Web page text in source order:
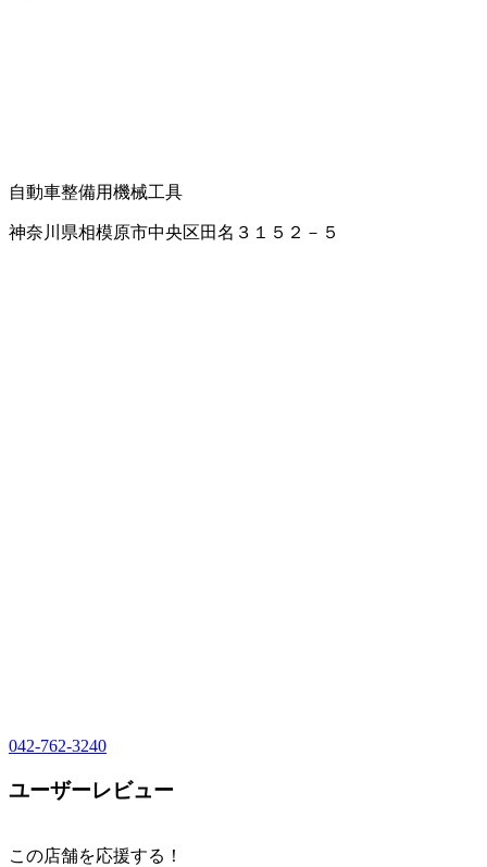
自動車整備用機械工具
神奈川県相模原市中央区田名３１５２－５
042-762-3240
ユーザーレビュー
この店舗を応援する！